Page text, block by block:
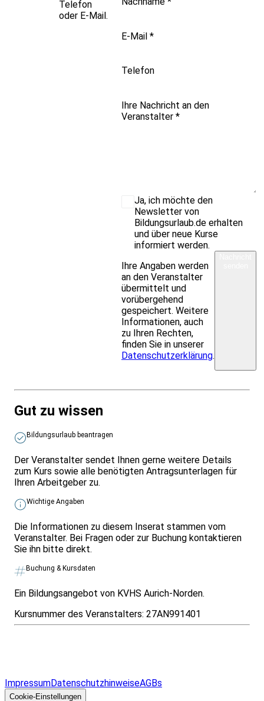
Telefon
oder E-Mail.
E-Mail *
Telefon
Ihre Nachricht an den
Veranstalter *
Ja, ich möchte den
Newsletter von
Bildungsurlaub.de erhalten
und über neue Kurse
informiert werden.
Ihre Angaben werden
an den Veranstalter
übermittelt und
vorübergehend
gespeichert. Weitere
Informationen, auch
zu Ihren Rechten,
finden Sie in unserer
Datenschutzerklärung.
Gut zu wissen
Bildungsurlaub beantragen
Der Veranstalter sendet Ihnen gerne weitere Details
zum Kurs sowie alle benötigten Antragsunterlagen für
Ihren Arbeitgeber zu.
Wichtige Angaben
Die Informationen zu diesem Inserat stammen vom
Veranstalter. Bei Fragen oder zur Buchung kontaktieren
Sie ihn bitte direkt.
Buchung & Kursdaten
Ein Bildungsangebot von KVHS Aurich-Norden.
Kursnummer des Veranstalters: 27AN991401
ImpressumDatenschutzhinweiseAGBs
Cookie-Einstellungen